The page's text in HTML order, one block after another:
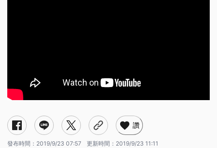
讚
發布時間： 2019/9/23 07:57 更新時間： 2019/9/23 11:11